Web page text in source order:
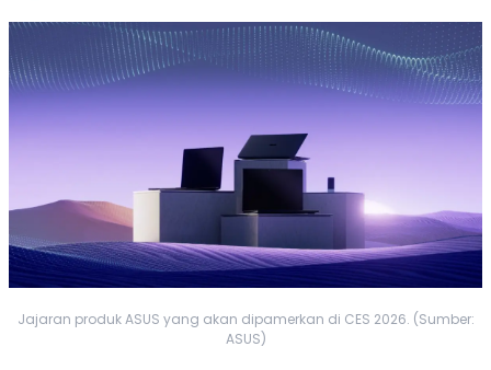
Jajaran produk ASUS yang akan dipamerkan di CES 2026. (Sumber:
ASUS)